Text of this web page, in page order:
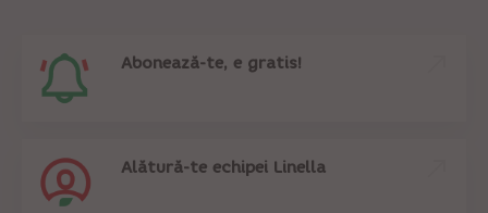
Abonează-te, e gratis!
Alătură-te echipei Linella